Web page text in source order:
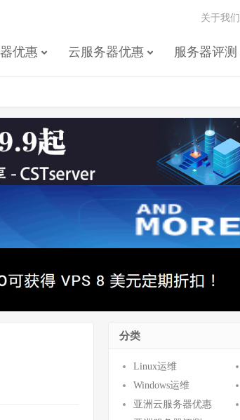
优惠 云服务器优惠 服务器评测
关于我们
分类
Linux运维
Windows运维
亚洲云服务器优惠